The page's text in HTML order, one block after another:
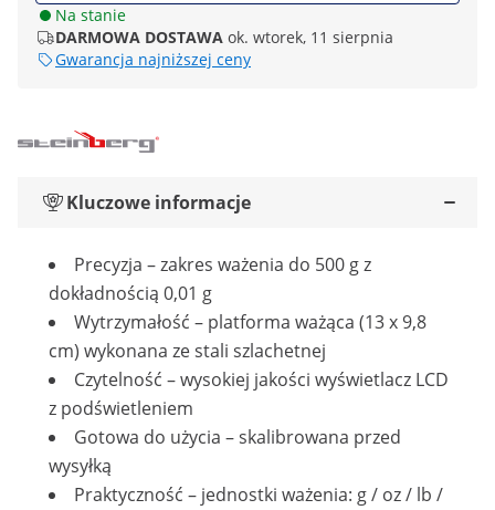
Na stanie
DARMOWA DOSTAWA ok. wtorek, 11 sierpnia
Gwarancja najniższej ceny
Kluczowe informacje
Precyzja – zakres ważenia do 500 g z
dokładnością 0,01 g
Wytrzymałość – platforma ważąca (13 x 9,8
cm) wykonana ze stali szlachetnej
Czytelność – wysokiej jakości wyświetlacz LCD
z podświetleniem
Gotowa do użycia – skalibrowana przed
wysyłką
Praktyczność – jednostki ważenia: g / oz / lb /